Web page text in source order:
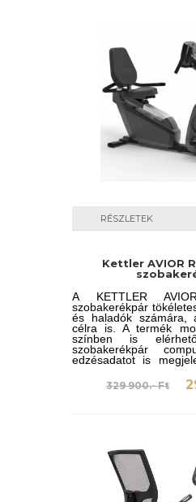
RÉSZLETEK
Kettler AVIOR
A KETTLER
szobakerékpár
és haladók számára,
célra is. A termék
színben is
szobakerékpár
edzésadatot is
kijelzőn – beleértve a
kalóriát,
szobahőmérséklet,
329 900.- Ft